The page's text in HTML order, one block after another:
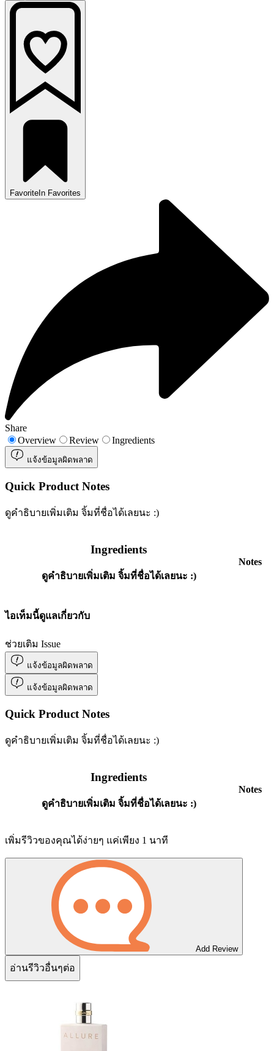
Favorite In Favorites
Share
Overview
Review Ingredients
แจ้งข้อมูลผิดพลาด
Quick Product Notes
ดูคำธิบายเพิ่มเติม จิ้มที่ชื่อได้เลยนะ :)
Ingredients
ดูคำธิบายเพิ่มเติม จิ้มที่ชื่อได้เลยนะ :)
Notes
ไอเท็มนี้ดูแลเกี่ยวกับ
ช่วยเติม Issue
แจ้งข้อมูลผิดพลาด
แจ้งข้อมูลผิดพลาด
Quick Product Notes
ดูคำธิบายเพิ่มเติม จิ้มที่ชื่อได้เลยนะ :)
Ingredients
ดูคำธิบายเพิ่มเติม จิ้มที่ชื่อได้เลยนะ :)
Notes
เพิ่มรีวิวของคุณได้ง่ายๆ แค่เพียง 1 นาที
Add Review
อ่านรีวิวอื่นๆต่อ